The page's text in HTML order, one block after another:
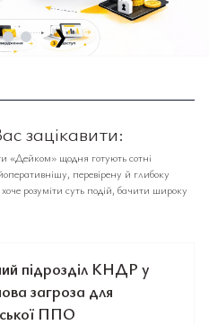
❯
зацікавити:
«Дейком» щодня готують сотні
перевірену й глибоку
розуміти суть подій, бачити широку
підрозділ КНДР у
загроза для
ППО